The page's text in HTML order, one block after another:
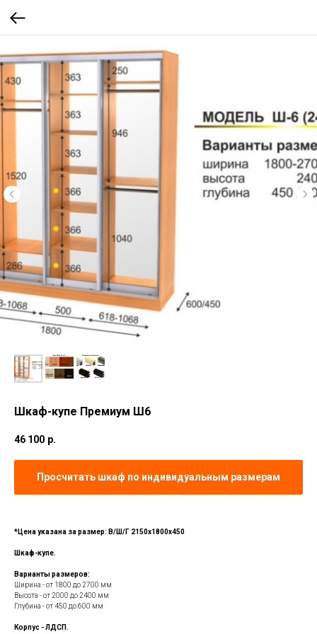
Шкаф-купе Премиум Ш6
46 100 р.
Просчитать шкаф по индивидуальным размерам
*Цена указана за размер: В/Ш/Г 2150х1800х450
Шкаф-купе.
Варианты размеров:
Ширина - от 1800 до 2700 мм
Высота - от 2000 до 2400 мм
Глубина - от 450 до 600 мм
Корпус - ЛДСП.